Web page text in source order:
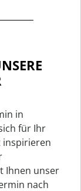
in
für Ihr
inspirieren
Ihnen unser
nach